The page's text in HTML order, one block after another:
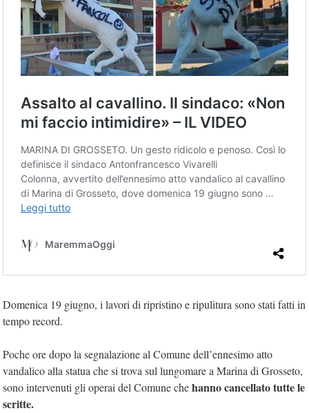
Domenica 19 giugno, i lavori di ripristino e ripulitura sono stati fatti in
tempo record.
Poche ore dopo la segnalazione al Comune dell’ennesimo atto
vandalico alla statua che si trova sul lungomare a Marina di Grosseto,
sono intervenuti gli operai del Comune chehanno cancellato tutte le
scritte.